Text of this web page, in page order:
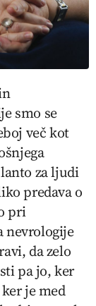
smo se
več kot
za ljudi
predava o
pri
nevrologije
da zelo
pa jo, ker
je med